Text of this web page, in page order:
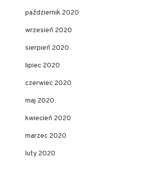
październik 2020
wrzesień 2020
sierpień 2020
lipiec 2020
czerwiec 2020
maj 2020
kwiecień 2020
marzec 2020
luty 2020